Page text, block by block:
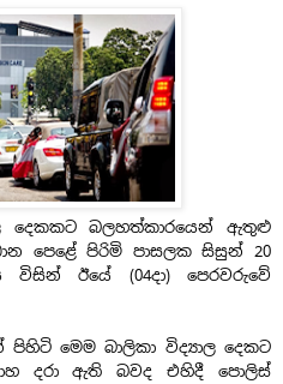
දෙකකට බලහත්කාරයෙන් ඇතුළු
පෙළේ පිරිමි පාසලක සිසුන් 20
ඊයේ (04දා) පෙරවරුවේ
මෙම බාලිකා විද්‍යාල දෙකට
දරා ඇති බවද එහිදී පොලිස්